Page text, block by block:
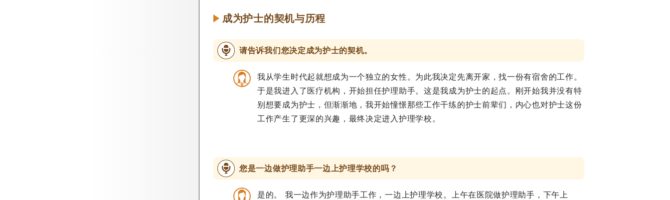
成为护士的契机与历程
请告诉我们您决定成为护士的契机。
我从学生时代起就想成为一个独立的女性。为此我决定先离开家，找一份有宿舍的工作。
于是我进入了医疗机构，开始担任护理助手。这是我成为护士的起点。刚开始我并没有特
别想要成为护士，但渐渐地，我开始憧憬那些工作干练的护士前辈们，内心也对护士这份
工作产生了更深的兴趣，最终决定进入护理学校。
您是一边做护理助手一边上护理学校的吗？
是的。 我一边作为护理助手工作，一边上护理学校。上午在医院做护理助手，下午上